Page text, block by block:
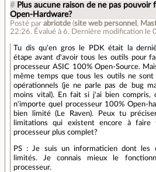
# Plus aucune raison de ne pas pouvoir
Open-Hardware?
Posté par abriotde (site web personnel ,
22:26. Évalué à 6. Dernière modification le
Tu dis qu'en gros le PDK était la
étape avant d'avoir tous les outils pour
processeur ASIC 100% Open-Source.
même temps que tous les outils ne sont
opérationnels (je ne parle pas de bug
moins vital). En fait si j'ai bien compris,
n'importe quel processeur 100% Open-
bien limité (Le Raven). Peux tu
limitations qui existent encore à
processeur plus complet?
PS : Je suis un informaticien dont les
limités. Je connais mieux le
processeur.